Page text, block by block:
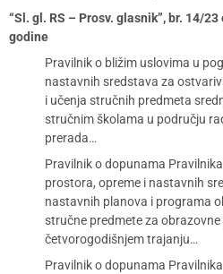
“Sl. gl. RS – Prosv. glasnik”, br. 14/
godine
Pravilnik o bližim uslovima u
nastavnih sredstava za
i učenja stručnih predmeta
stručnim školama u području
prerada…
Pravilnik o dopunama
prostora, opreme i nastavnih
nastavnih planova i programa
stručne predmete za
četvorogodišnjem trajanju…
Pravilnik o dopunama